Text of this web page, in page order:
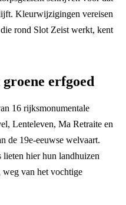
Kleurwijzigingen vereisen
rond Slot Zeist werkt, kent
erfgoed
16 rijksmonumentale
Lenteleven, Ma Retraite en
de 19e-eeuwse welvaart.
hier hun landhuizen
weg van het vochtige